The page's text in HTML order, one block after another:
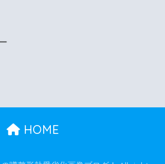
HOME